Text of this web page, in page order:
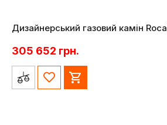
Дизайнерський газовий камін
305 652 грн.